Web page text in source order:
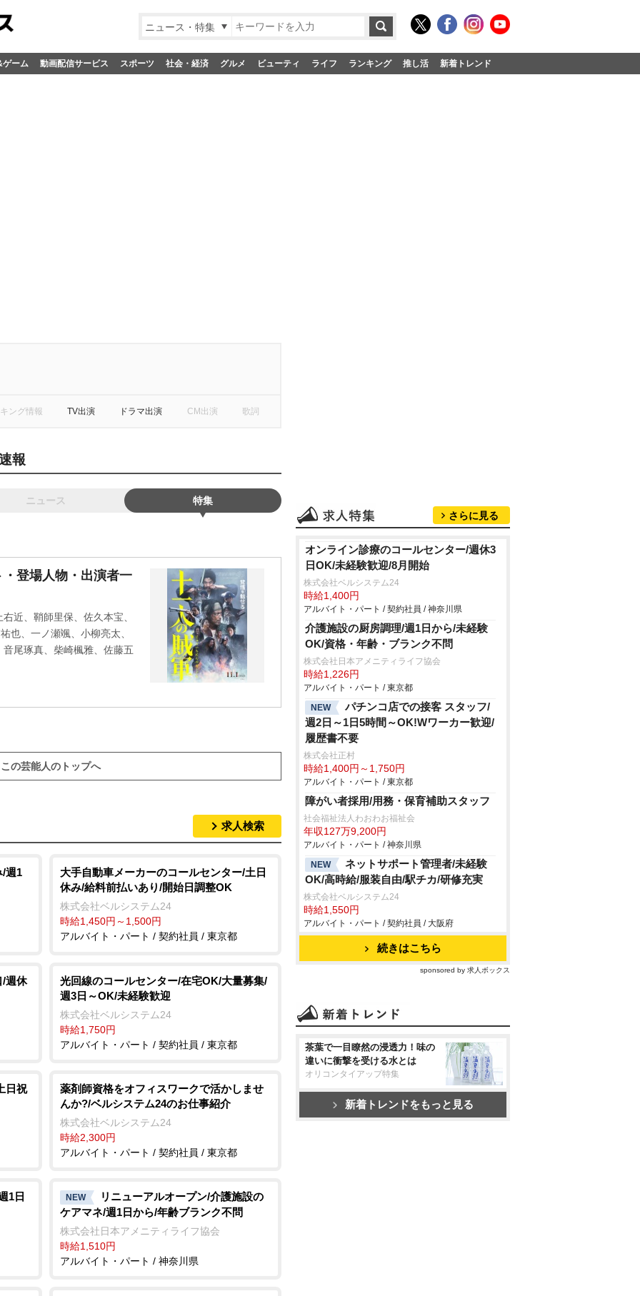
ニュース・特集
ゲーム 動画配信サービス スポーツ 社会・経済 グルメ ビューティ ライフ ランキング 推し活 新着トレンド
ング情報 TV出演 ドラマ出演 CM出演 歌詞
報
ニュース 特集
登場人物・出演者一
近、鞘師里保、佐久本宝、
也、一ノ瀬颯、小柳亮太、
尾琢真、柴崎楓雅、佐藤五
この芸能人のトップへ
求人検索
/週1
大手自動車メーカーのコールセンター/土日
休み/給料前払いあり/開始日調整OK
株式会社ベルシステム24
時給1,450円～1,500円
アルバイト・パート / 契約社員 / 東京都
/週休
光回線のコールセンター/在宅OK/大量募集/
週3日～OK/未経験歓迎
株式会社ベルシステム24
時給1,750円
アルバイト・パート / 契約社員 / 東京都
日祝
薬剤師資格をオフィスワークで活かしませ
んか?/ベルシステム24のお仕事紹介
株式会社ベルシステム24
時給2,300円
アルバイト・パート / 契約社員 / 東京都
1日 NEW
リニューアルオープン/介護施設の
ケアマネ/週1日から/年齢ブランク不問
株式会社日本アメニティライフ協会
時給1,510円
アルバイト・パート / 神奈川県
さらに見る
オンライン診療のコールセンター/週休3
日OK/未経験歓迎/8月開始
株式会社ベルシステム24
時給1,400円
アルバイト・パート / 契約社員 / 神奈川県
介護施設の厨房調理/週1日から/未経験
OK/資格・年齢・ブランク不問
株式会社日本アメニティライフ協会
時給1,226円
アルバイト・パート / 東京都
NEW
パチンコ店での接客 スタッフ/
週2日～1日5時間～OK!Wワーカー歓迎/
履歴書不要
株式会社正村
時給1,400円～1,750円
アルバイト・パート / 東京都
障がい者採用/用務・保育補助スタッフ
社会福祉法人わおわお福祉会
年収127万9,200円
アルバイト・パート / 神奈川県
NEW
ネットサポート管理者/未経験
OK/高時給/服装自由/駅チカ/研修充実
株式会社ベルシステム24
時給1,550円
アルバイト・パート / 契約社員 / 大阪府
続きはこちら
sponsored by 求人ボックス
茶葉で一目瞭然の浸透力！味の
違いに衝撃を受ける水とは
オリコンタイアップ特集
新着トレンドをもっと見る